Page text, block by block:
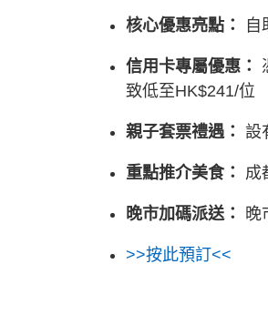
核心優惠亮點：
信用卡專屬優惠：
致低至HK$241/位
親子套票禮遇： 設
重點推介美食： 成
晚市加碼派送： 晚
>>按此預訂<<